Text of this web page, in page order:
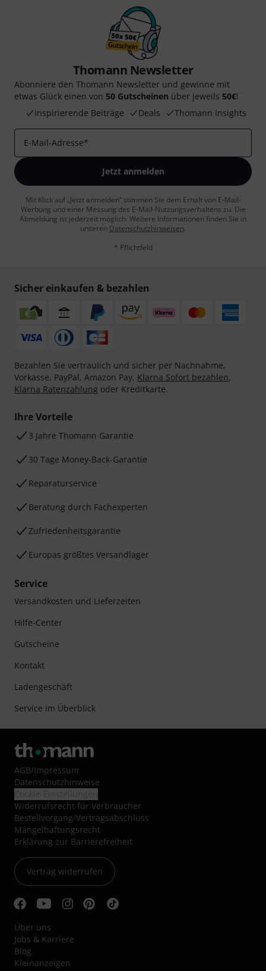
Thomann Newsletter
Abonniere den Thomann Newsletter und gewinne mit
etwas Glück einen von 50 Gutscheinen über jeweils 50€!
Inspirierende Beiträge
Deals Thomann Insights
E-Mail-Adresse*
Jetzt anmelden
Mit Klick auf „Jetzt anmelden“ stimmen Sie dem Erhalt von E-Mail-
Werbung und einer Messung des E-Mail-Nutzungsverhaltens zu. Die
Abmeldung ist jederzeit möglich. Weitere Informationen finden Sie in
unseren Datenschutzhinweisen.
* Pflichtfeld
Sicher einkaufen & bezahlen
Bezahlen Sie vertraulich und sicher per Nachnahme,
Vorkasse, PayPal, Amazon Pay, Klarna Sofort bezahlen,
Klarna Ratenzahlung oder Kreditkarte.
Ihre Vorteile
3 Jahre Thomann Garantie
30 Tage Money-Back-Garantie
Reparaturservice
Beratung durch Fachexperten
Zufriedenheitsgarantie
Europas größtes Versandlager
Service
Versandkosten und Lieferzeiten
Hilfe-Center
Gutscheine
Kontakt
Ladengeschäft
Service im Überblick
AGB/Impressum
Datenschutzhinweise
Widerrufsrecht für Verbraucher
Bestellvorgang/Vertragsabschluss
Mängelhaftungsrecht
Erklärung zur Barrierefreiheit
Vertrag widerrufen
Über uns
Jobs & Karriere
Blog
Kleinanzeigen